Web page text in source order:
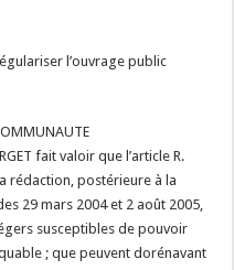
l’ouvrage public
fait valoir que l’article R.
rédaction, postérieure à la
29 mars 2004 et 2 août 2005,
susceptibles de pouvoir
; que peuvent dorénavant